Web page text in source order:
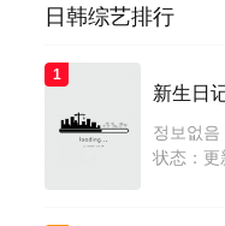
日韩综艺排行
1
新生日
정보없
状态：更